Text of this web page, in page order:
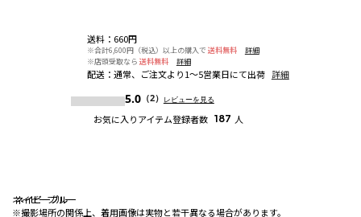
ネイビーブルー
※撮影場所の関係上、着用画像は実物と若干異なる場合があります。
ネイビーブルー
ネイビーブルー
送料： 660円
※合計6,600円（税込）以上の購入で 送料無料
詳細
※店頭受取なら 送料無料 詳細
配送： 通常、ご注文より1～5営業日にて出荷 詳細
5.0（2） レビューを見る
お気に入りアイテム登録者数 187 人